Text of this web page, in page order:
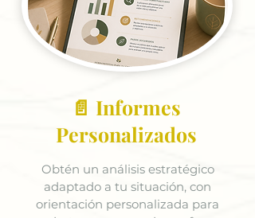
📄 Informes
Personalizados
Obtén un análisis estratégico
adaptado a tu situación, con
orientación personalizada para